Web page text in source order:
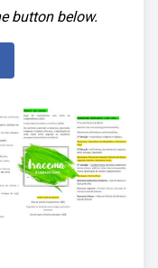
button below.